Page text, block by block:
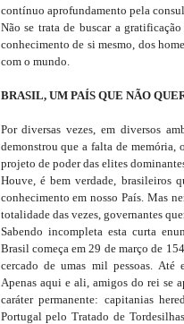
contínuo aprofundamento pela
Não se trata de buscar a
conhecimento de si mesmo, dos
com o mundo.
BRASIL, UM PAÍS QUE NÃO
Por diversas vezes, em diversos
demonstrou que a falta de memória,
projeto de poder das elites
Houve, é bem verdade, brasileiros
conhecimento em nosso País. Mas
totalidade das vezes, governantes
Sabendo incompleta esta curta
Brasil começa em 29 de março de
cercado de umas mil pessoas. Até
Apenas aqui e ali, amigos do rei se
caráter permanente: capitanias
Portugal pelo Tratado de